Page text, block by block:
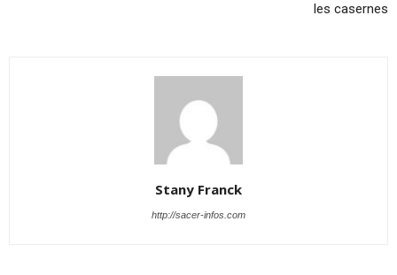
les casernes
Stany Franck
http://sacer-infos.com